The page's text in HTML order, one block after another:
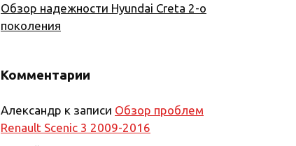
Обзор надежности Hyundai Creta 2-о
поколения
Комментарии
Александр к записи Обзор проблем
Renault Scenic 3 2009-2016